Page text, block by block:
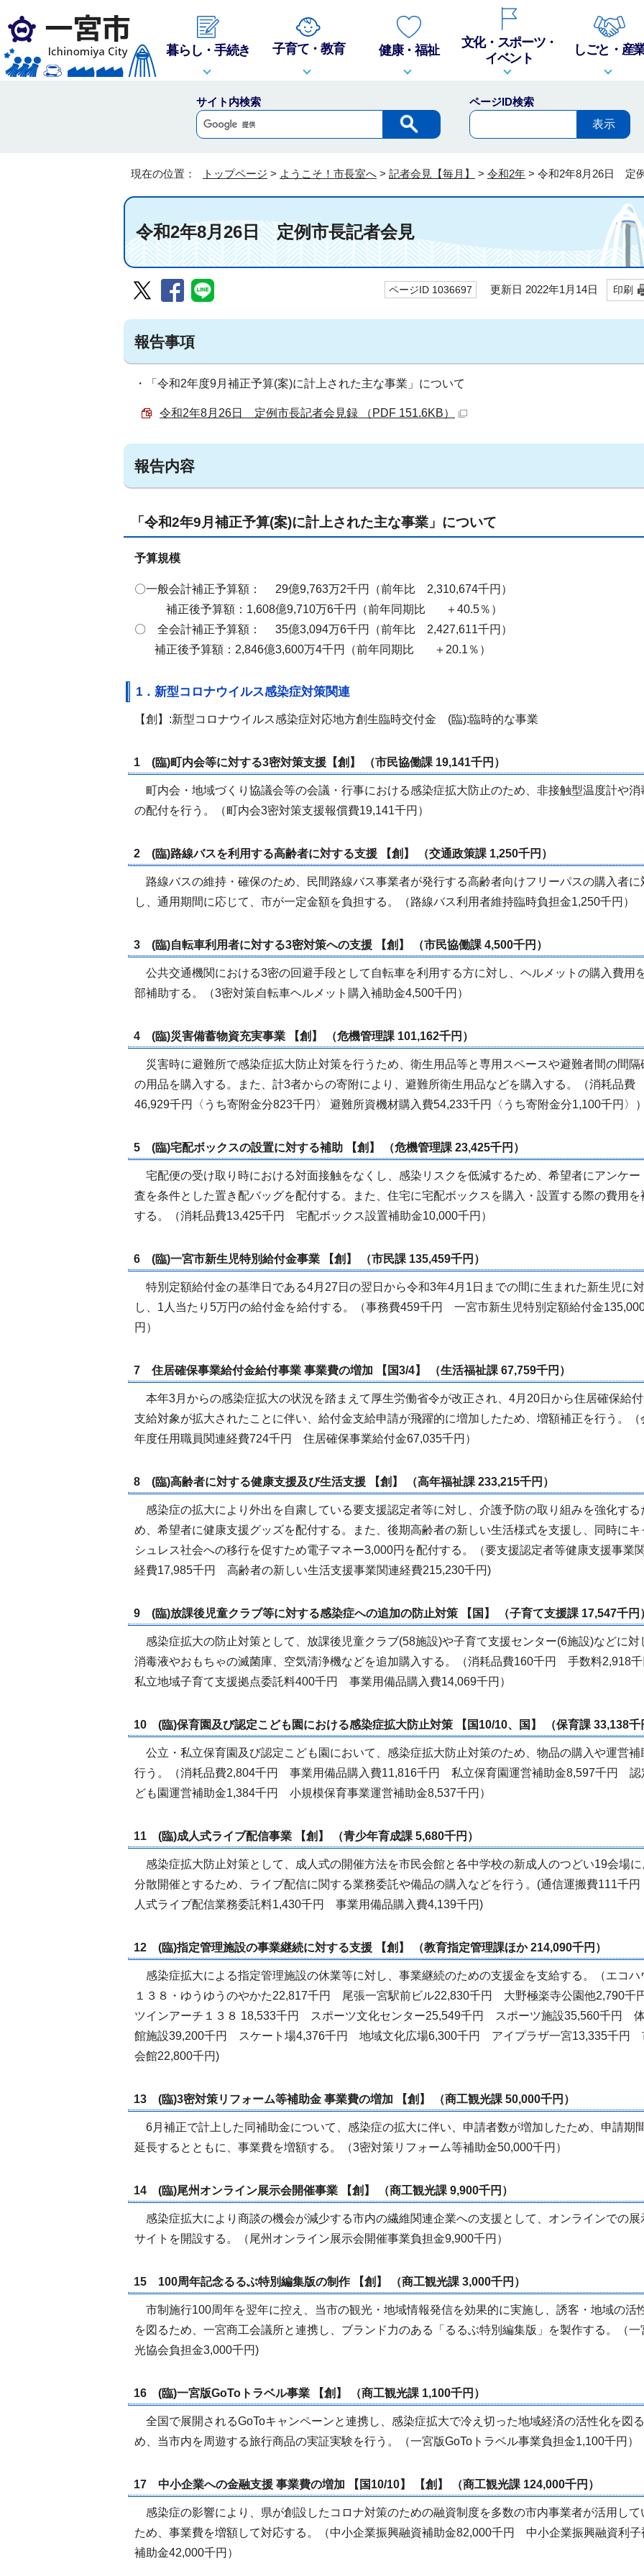
暮らし・手続き 子育て・教育 健康・福祉
文化・スポーツ・
イベント
しごと・産
サイト内検索
ページID検索
現在の位置： トップページ > ようこそ！市長室へ > 記者会見【毎月】 > 令和2年 > 令和2年8月26日 定
令和2年8月26日 定例市長記者会見
ページID 1036697 更新日 2022年1月14日 印刷
報告事項
・「令和2年度9月補正予算(案)に計上された主な事業」について
令和2年8月26日 定例市長記者会見録 （PDF 151.6KB）
報告内容
「令和2年9月補正予算(案)に計上された主な事業」について
予算規模
〇一般会計補正予算額： 29億9,763万2千円（前年比 2,310,674千円）
補正後予算額：1,608億9,710万6千円（前年同期比 ＋40.5％）
〇 全会計補正予算額： 35億3,094万6千円（前年比 2,427,611千円）
補正後予算額：2,846億3,600万4千円（前年同期比 ＋20.1％）
1．新型コロナウイルス感染症対策関連
【創】:新型コロナウイルス感染症対応地方創生臨時交付金 (臨):臨時的な事業
1 (臨)町内会等に対する3密対策支援【創】 （市民協働課 19,141千円）
町内会・地域づくり協議会等の会議・行事における感染症拡大防止のため、非接触型温度計や消
の配付を行う。（町内会3密対策支援報償費19,141千円）
2 (臨)路線バスを利用する高齢者に対する支援 【創】 （交通政策課 1,250千円）
路線バスの維持・確保のため、民間路線バス事業者が発行する高齢者向けフリーパスの購入者に
し、通用期間に応じて、市が一定金額を負担する。（路線バス利用者維持臨時負担金1,250千円）
3 (臨)自転車利用者に対する3密対策への支援 【創】 （市民協働課 4,500千円）
公共交通機関における3密の回避手段として自転車を利用する方に対し、ヘルメットの購入費用
部補助する。（3密対策自転車ヘルメット購入補助金4,500千円）
4 (臨)災害備蓄物資充実事業 【創】 （危機管理課 101,162千円）
災害時に避難所で感染症拡大防止対策を行うため、衛生用品等と専用スペースや避難者間の間隔
の用品を購入する。また、計3者からの寄附により、避難所衛生用品などを購入する。（消耗品費
46,929千円〈うち寄附金分823千円〉 避難所資機材購入費54,233千円〈うち寄附金分1,100千円〉）
5 (臨)宅配ボックスの設置に対する補助 【創】 （危機管理課 23,425千円）
宅配便の受け取り時における対面接触をなくし、感染リスクを低減するため、希望者にアンケー
査を条件とした置き配バッグを配付する。また、住宅に宅配ボックスを購入・設置する際の費用を
する。（消耗品費13,425千円 宅配ボックス設置補助金10,000千円）
6 (臨)一宮市新生児特別給付金事業 【創】 （市民課 135,459千円）
特別定額給付金の基準日である4月27日の翌日から令和3年4月1日までの間に生まれた新生児に対
し、1人当たり5万円の給付金を給付する。（事務費459千円 一宮市新生児特別定額給付金
円）
7 住居確保事業給付金給付事業 事業費の増加 【国3/4】 （生活福祉課 67,759千円）
本年3月からの感染症拡大の状況を踏まえて厚生労働省令が改正され、4月20日から住居確保給
支給対象が拡大されたことに伴い、給付金支給申請が飛躍的に増加したため、増額補正を行う。（
年度任用職員関連経費724千円 住居確保事業給付金67,035千円）
8 (臨)高齢者に対する健康支援及び生活支援 【創】 （高年福祉課 233,215千円）
感染症の拡大により外出を自粛している要支援認定者等に対し、介護予防の取り組みを強化する
め、希望者に健康支援グッズを配付する。また、後期高齢者の新しい生活様式を支援し、同時にキ
シュレス社会への移行を促すため電子マネー3,000円を配付する。（要支援認定者等健康支援事業
経費17,985千円 高齢者の新しい生活支援事業関連経費215,230千円)
9 (臨)放課後児童クラブ等に対する感染症への追加の防止対策 【国】 （子育て支援課 17,547千円
感染症拡大の防止対策として、放課後児童クラブ(58施設)や子育て支援センター(6施設)などに対
消毒液やおもちゃの滅菌庫、空気清浄機などを追加購入する。（消耗品費160千円 手数料2,918
私立地域子育て支援拠点委託料400千円 事業用備品購入費14,069千円）
10 (臨)保育園及び認定こども園における感染症拡大防止対策 【国10/10、国】 （保育課 33,138千
公立・私立保育園及び認定こども園において、感染症拡大防止対策のため、物品の購入や運営補
行う。（消耗品費2,804千円 事業用備品購入費11,816千円 私立保育園運営補助金8,597千円 認
ども園運営補助金1,384千円 小規模保育事業運営補助金8,537千円）
11 (臨)成人式ライブ配信事業 【創】 （青少年育成課 5,680千円）
感染症拡大防止対策として、成人式の開催方法を市民会館と各中学校の新成人のつどい19会場に
分散開催とするため、ライブ配信に関する業務委託や備品の購入などを行う。(通信運搬費111千
人式ライブ配信業務委託料1,430千円 事業用備品購入費4,139千円)
12 (臨)指定管理施設の事業継続に対する支援 【創】 （教育指定管理課ほか 214,090千円）
感染症拡大による指定管理施設の休業等に対し、事業継続のための支援金を支給する。（エコハ
１３８・ゆうゆうのやかた22,817千円 尾張一宮駅前ビル22,830千円 大野極楽寺公園他2,790千
ツインアーチ１３８ 18,533千円 スポーツ文化センター25,549千円 スポーツ施設35,560千円
館施設39,200千円 スケート場4,376千円 地域文化広場6,300千円 アイプラザ一宮13,335千円
会館22,800千円)
13 (臨)3密対策リフォーム等補助金 事業費の増加 【創】 （商工観光課 50,000千円）
6月補正で計上した同補助金について、感染症の拡大に伴い、申請者数が増加したため、申請期
延長するとともに、事業費を増額する。（3密対策リフォーム等補助金50,000千円）
14 (臨)尾州オンライン展示会開催事業 【創】 （商工観光課 9,900千円）
感染症拡大により商談の機会が減少する市内の繊維関連企業への支援として、オンラインでの展
サイトを開設する。（尾州オンライン展示会開催事業負担金9,900千円）
15 100周年記念るるぶ特別編集版の制作 【創】 （商工観光課 3,000千円）
市制施行100周年を翌年に控え、当市の観光・地域情報発信を効果的に実施し、誘客・地域の活
を図るため、一宮商工会議所と連携し、ブランド力のある「るるぶ特別編集版」を製作する。（一
光協会負担金3,000千円)
16 (臨)一宮版GoToトラベル事業 【創】 （商工観光課 1,100千円）
全国で展開されるGoToキャンペーンと連携し、感染症拡大で冷え切った地域経済の活性化を図
め、当市内を周遊する旅行商品の実証実験を行う。（一宮版GoToトラベル事業負担金1,100千円）
17 中小企業への金融支援 事業費の増加 【国10/10】 【創】 （商工観光課 124,000千円）
感染症の影響により、県が創設したコロナ対策のための融資制度を多数の市内事業者が活用して
ため、事業費を増額して対応する。（中小企業振興融資補助金82,000千円 中小企業振興融資利子
補助金42,000千円）